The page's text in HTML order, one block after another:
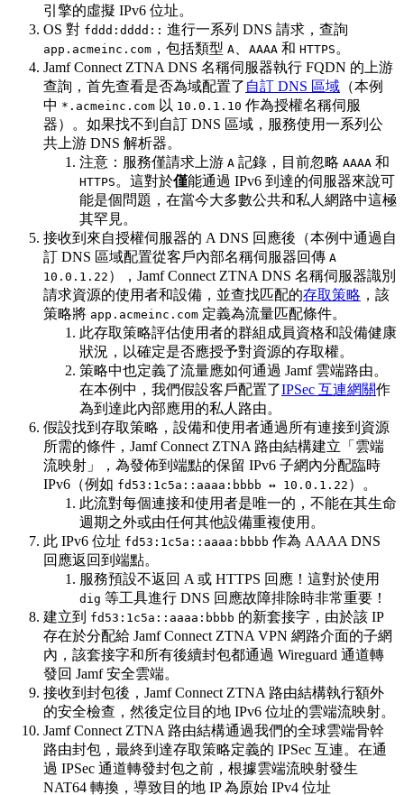
引擎的虛擬 IPv6 位址。
OS 對 fddd:dddd:: 進行一系列 DNS 請求，查詢
app.acmeinc.com ，包括類型 A AAAA 和 HTTPS 。
Jamf Connect ZTNA DNS 名稱伺服器執行 FQDN 的上游
查詢，首先查看是否為域配置了 自訂 DNS 區域 （本例
中 *.acmeinc.com 以 10.0.1.10 作為授權名稱伺服
器）。如果找不到自訂 DNS 區域，服務使用一系列公
共上游 DNS 解析器。
注意：服務僅請求上游 A 記錄，目前忽略 AAAA 和
HTTPS 。這對於僅能通過 IPv6 到達的伺服器來說可
能是個問題，在當今大多數公共和私人網路中這極
其罕見。
接收到來自授權伺服器的 A DNS 回應後（本例中通過自
訂 DNS 區域配置從客戶內部名稱伺服器回傳 A
10.0.1.22 ），Jamf Connect ZTNA DNS 名稱伺服器識別
請求資源的使用者和設備，並查找匹配的存取策略 ，該
策略將 app.acmeinc.com 定義為流量匹配條件。
此存取策略評估使用者的群組成員資格和設備健康
狀況，以確定是否應授予對資源的存取權。
策略中也定義了流量應如何通過 Jamf 雲端路由。
在本例中，我們假設客戶配置了IPSec 互連網關作
為到達此內部應用的私人路由。
假設找到存取策略，設備和使用者通過所有連接到資源
所需的條件，Jamf Connect ZTNA 路由結構建立「雲端
流映射」，為發佈到端點的保留 IPv6 子網內分配臨時
IPv6（例如 fd53:1c5a::aaaa:bbbb ↔ 10.0.1.22 ）。
此流對每個連接和使用者是唯一的，不能在其生命
週期之外或由任何其他設備重複使用。
此 IPv6 位址 fd53:1c5a::aaaa:bbbb 作為 AAAA DNS
回應返回到端點。
服務預設不返回 A 或 HTTPS 回應！這對於使用
dig 等工具進行 DNS 回應故障排除時非常重要！
建立到 fd53:1c5a::aaaa:bbbb 的新套接字，由於該 IP
存在於分配給 Jamf Connect ZTNA VPN 網路介面的子網
內，該套接字和所有後續封包都通過 Wireguard 通道轉
發回 Jamf 安全雲端。
接收到封包後，Jamf Connect ZTNA 路由結構執行額外
的安全檢查，然後定位目的地 IPv6 位址的雲端流映射。
Jamf Connect ZTNA 路由結構通過我們的全球雲端骨幹
路由封包，最終到達存取策略定義的 IPSec 互連。在通
過 IPSec 通道轉發封包之前，根據雲端流映射發生
NAT64 轉換，導致目的地 IP 為原始 IPv4 位址